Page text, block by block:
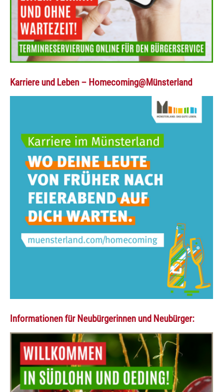
Karriere und Leben – Homecoming@Münsterland
Informationen für Neubürgerinnen und Neubürger: